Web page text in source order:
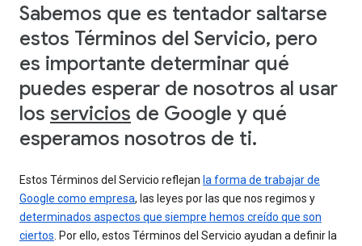
Sabemos que es tentador saltarse
estos Términos del Servicio, pero
es importante determinar qué
puedes esperar de nosotros al usar
los servicios de Google y qué
esperamos nosotros de ti.
Estos Términos del Servicio reflejan la forma de trabajar de
Google como empresa, las leyes por las que nos regimos y
determinados aspectos que siempre hemos creído que son
ciertos . Por ello, estos Términos del Servicio ayudan a definir la